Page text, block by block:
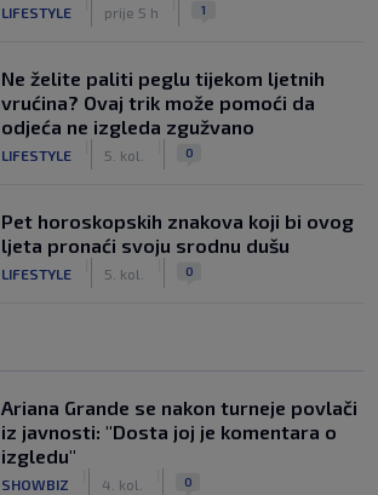
LIFESTYLE prije 5 h 1
Ne želite paliti peglu tijekom ljetnih
vrućina? Ovaj trik može pomoći da
odjeća ne izgleda zgužvano
LIFESTYLE 5. kol. 0
Pet horoskopskih znakova koji bi ovog
ljeta pronaći svoju srodnu dušu
LIFESTYLE 5. kol. 0
Ariana Grande se nakon turneje povlači
iz javnosti: "Dosta joj je komentara o
izgledu"
SHOWBIZ 4. kol. 0